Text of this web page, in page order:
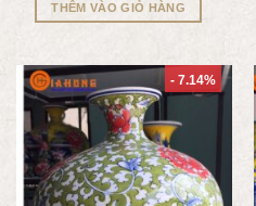
THÊM VÀO GIỎ HÀNG
- 7.14%